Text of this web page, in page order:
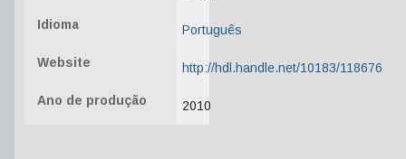
Idioma Português
Website http://hdl.handle.net/10183/118676
Ano de produção 2010